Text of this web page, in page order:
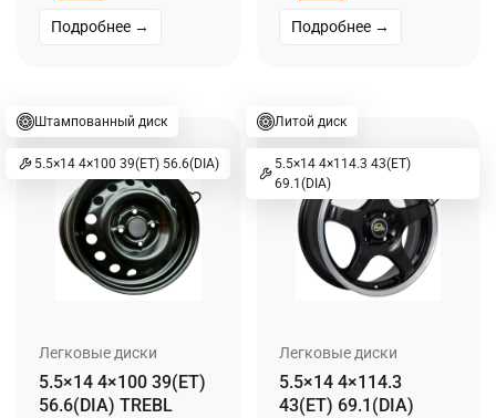
Подробнее → Подробнее →
Штампованный диск
5.5×14 4×100 39(ET) 56.6(DIA)
Легковые диски
5.5×14 4×100 39(ET)
56.6(DIA) TREBL
Литой диск
5.5×14 4×114.3 43(ET)
69.1(DIA)
Легковые диски
5.5×14 4×114.3
43(ET) 69.1(DIA)